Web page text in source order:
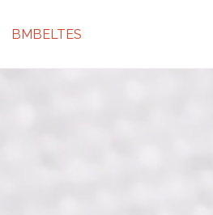
BMBELTES